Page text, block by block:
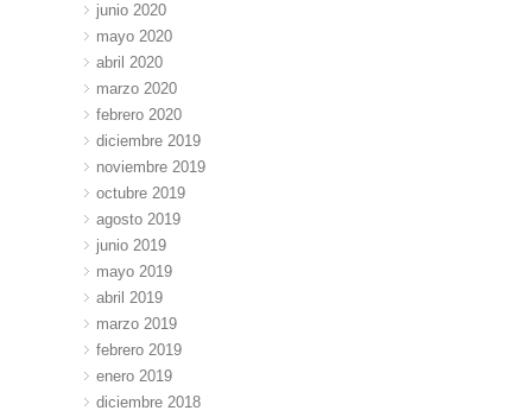
junio 2020
mayo 2020
abril 2020
marzo 2020
febrero 2020
diciembre 2019
noviembre 2019
octubre 2019
agosto 2019
junio 2019
mayo 2019
abril 2019
marzo 2019
febrero 2019
enero 2019
diciembre 2018